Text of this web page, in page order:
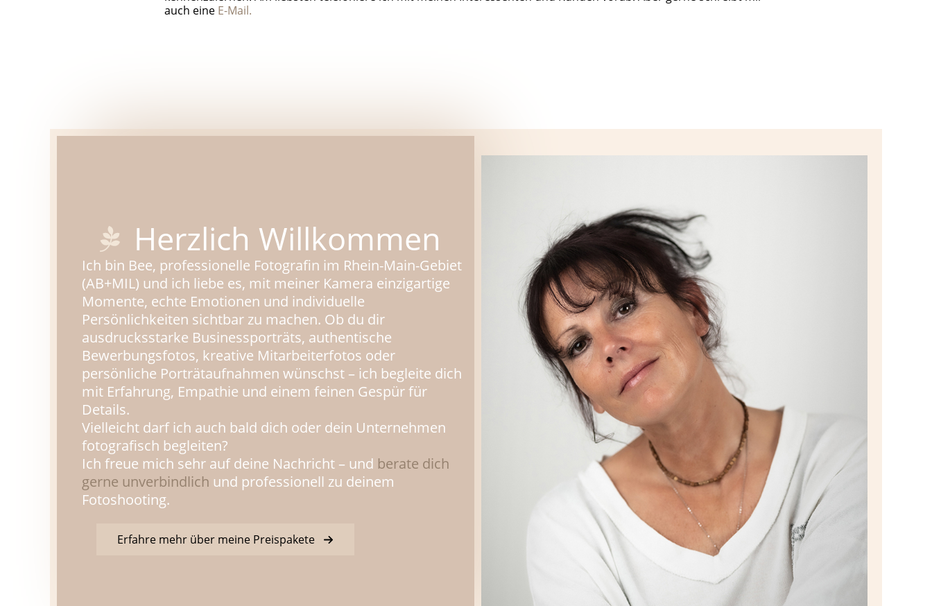
auch eine E-Mail.
Herzlich Willkommen
Ich bin Bee, professionelle Fotografin im Rhein-Main-Gebiet
(AB+MIL) und ich liebe es, mit meiner Kamera einzigartige
Momente, echte Emotionen und individuelle
Persönlichkeiten sichtbar zu machen. Ob du dir
ausdrucksstarke Businessporträts, authentische
Bewerbungsfotos, kreative Mitarbeiterfotos oder
persönliche Porträtaufnahmen wünschst – ich begleite dich
mit Erfahrung, Empathie und einem feinen Gespür für
Details.
Vielleicht darf ich auch bald dich oder dein Unternehmen
fotografisch begleiten?
Ich freue mich sehr auf deine Nachricht – und berate dich
gerne unverbindlich und professionell zu deinem
Fotoshooting.
Erfahre mehr über meine Preispakete